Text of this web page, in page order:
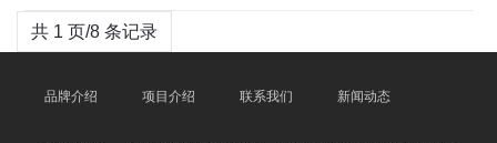
共 1 页/8 条记录
品牌介绍 项目介绍 联系我们 新闻动态